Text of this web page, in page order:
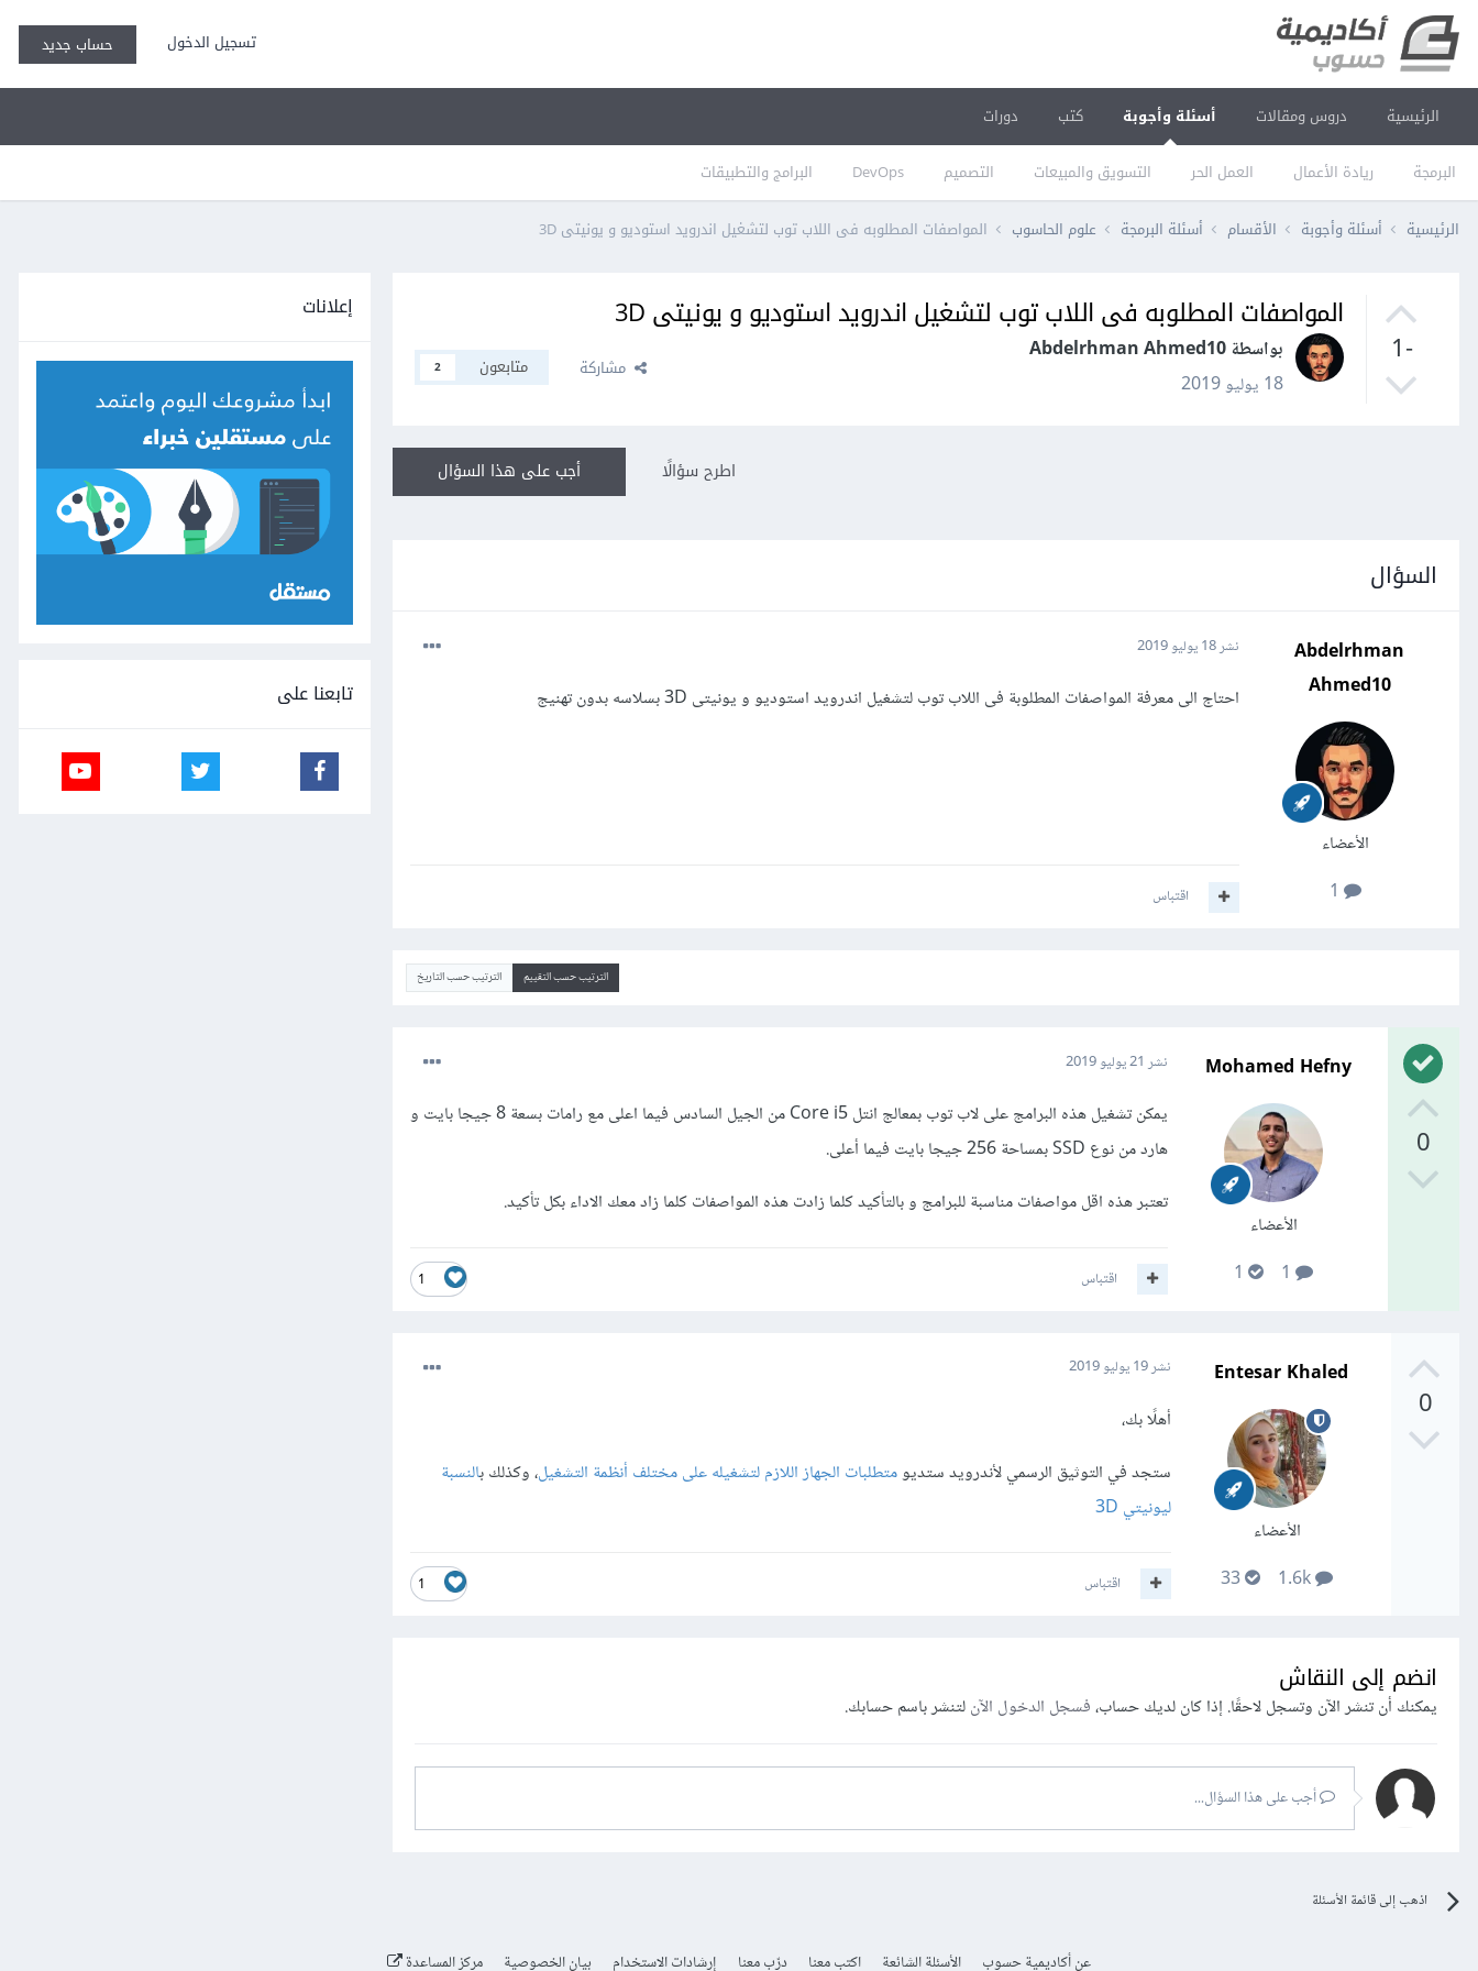
تسجيل الدخول حساب جديد
الرئيسية دروس ومقالات أسئلة وأجوبة
البرمجة ريادة الأعمال العمل الحر التسويق والمبيعات التصميم DevOps البرامج والتطبيقات
كتب دورات
الرئيسية أسئلة وأجوبة الأقسام أسئلة البرمجة علوم الحاسوب المواصفات المطلوبه فى اللاب توب لتشغيل اندرويد استوديو و يونيتى 3D
-1
المواصفات المطلوبه فى اللاب توب لتشغيل اندرويد استوديو و يونيتى 3D
بواسطة Abdelrhman Ahmed10
18 يوليو 2019
مشاركة متابعون 2
أجب على هذا السؤال اطرح سؤالًا
السؤال
Abdelrhman
Ahmed10
الأعضاء
نشر18 يوليو 2019
احتاج الى معرفة المواصفات المطلوبة فى اللاب توب لتشغيل اندرويد استوديو و يونيتى 3D بسلاسه بدون تهنيج
اقتباس
الترتيب حسب التقييم الترتيب حسب التاريخ
0
Mohamed Hefny
الأعضاء
نشر 21 يوليو 2019
يمكن تشغيل هذه البرامج على لاب توب بمعالج انتل Core i5 من الجيل السادس فيما اعلى مع رامات بسعة 8 جيجا بايت و
هارد من نوع SSD بمساحة 256 جيجا بايت فيما أعلى.
تعتبر هذه اقل مواصفات مناسبة للبرامج و بالتأكيد كلما زادت هذه المواصفات كلما زاد معك الاداء بكل تأكيد.
1 اقتباس
0
Entesar Khaled
الأعضاء
نشر19 يوليو 2019
أهلًا بك،
ستجد في التوثيق الرسمي لأندرويد ستديومتطلبات الجهاز اللازم لتشغيله على مختلف أنظمة التشغيل، وكذلك بالنسبة
ليونيتي 3D
1 اقتباس
انضم إلى النقاش
يمكنك أن تنشر الآن وتسجل لاحقًا. إذا كان لديك حساب،فسجل الدخول الآنلتنشر باسم حسابك.
أجب على هذا السؤال...
اذهب إلى قائمة الأسئلة
إعلانات
تابعنا على
عن أكاديمية حسوب الأسئلة الشائعة اكتب معنا درّب معنا إرشادات الاستخدام بيان الخصوصية مركز المساعدة